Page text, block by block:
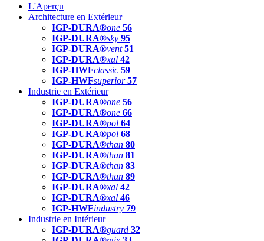
L'Aperçu
Architecture en Extérieur
IGP-DURA®one 56
IGP-DURA®sky 95
IGP-DURA®vent 51
IGP-DURA®xal 42
IGP-HWFclassic 59
IGP-HWFsuperior 57
Industrie en Extérieur
IGP-DURA®one 56
IGP-DURA®one 66
IGP-DURA®pol 64
IGP-DURA®pol 68
IGP-DURA®than 80
IGP-DURA®than 81
IGP-DURA®than 83
IGP-DURA®than 89
IGP-DURA®xal 42
IGP-DURA®xal 46
IGP-HWFindustry 79
Industrie en Intérieur
IGP-DURA®guard 32